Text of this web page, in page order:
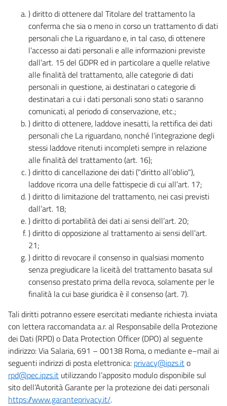
) diritto di ottenere dal Titolare del trattamento la
conferma che sia o meno in corso un trattamento di dati
personali che La riguardano e, in tal caso, di ottenere
l’accesso ai dati personali e alle informazioni previste
dall’art. 15 del GDPR ed in particolare a quelle relative
alle finalità del trattamento, alle categorie di dati
personali in questione, ai destinatari o categorie di
destinatari a cui i dati personali sono stati o saranno
comunicati, al periodo di conservazione, etc.;
) diritto di ottenere, laddove inesatti, la rettifica dei dati
personali che La riguardano, nonché l’integrazione degli
stessi laddove ritenuti incompleti sempre in relazione
alle finalità del trattamento (art. 16);
) diritto di cancellazione dei dati ("diritto all’oblio"),
laddove ricorra una delle fattispecie di cui all’art. 17;
) diritto di limitazione del trattamento, nei casi previsti
dall’art. 18;
) diritto di portabilità dei dati ai sensi dell’art. 20;
) diritto di opposizione al trattamento ai sensi dell’art.
21;
) diritto di revocare il consenso in qualsiasi momento
senza pregiudicare la liceità del trattamento basata sul
consenso prestato prima della revoca, solamente per le
finalità la cui base giuridica è il consenso (art. 7).
Tali diritti potranno essere esercitati mediante richiesta inviata
con lettera raccomandata a.r. al Responsabile della Protezione
dei Dati (RPD) o Data Protection Officer (DPO) al seguente
indirizzo: Via Salaria, 691 – 00138 Roma, o mediante e–mail ai
seguenti indirizzi di posta elettronica: privacy@ipzs.ito
rpd@pec.ipzs.it utilizzando l’apposito modulo disponibile sul
sito dell’Autorità Garante per la protezione dei dati personali
https://www.garanteprivacy.it/.